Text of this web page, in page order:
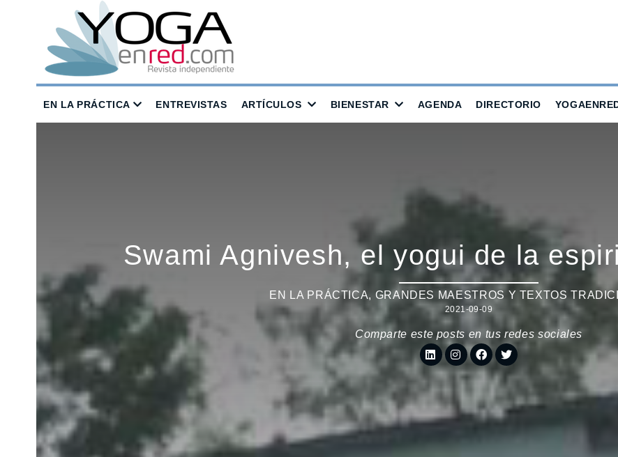
EN LA PRÁCTICA ENTREVISTAS ARTÍCULOS BIENESTAR AGENDA DIRECTORIO
Swami Agnivesh, el yogui de la
EN LA PRÁCTICA, GRANDES MAESTROS Y TEXTOS
2021-09-09
Comparte este posts en tus redes sociales